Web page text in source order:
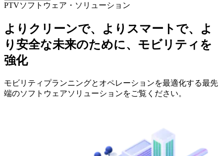
PTVソフトウェア・ソリューション
よりクリーンで、よりスマートで、よ
り安全な未来のために、モビリティを
強化
モビリティプランニングとオペレーションを最適化する最先
端のソフトウェアソリューションをご覧ください。